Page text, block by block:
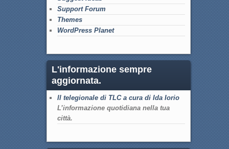
Support Forum
Themes
WordPress Planet
L'informazione sempre
aggiornata.
Il telegionale di TLC a cura di Ida Iorio
L’informazione quotidiana nella tua
città.